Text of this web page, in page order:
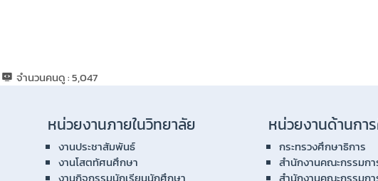
จำนวนคนดู :5,047
หน่วยงานภายในวิทยาลัย
งานประชาสัมพันธ์
งานโสตทัศนศึกษา
หน่วยงานด้านกา
กระทรวงศึกษาธิการ
สำนักงานคณะกรรมก